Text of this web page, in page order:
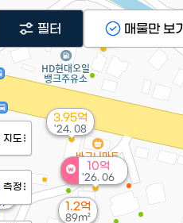
10억
'26. 06
3.95억
'24. 08
1.2억
89m²
1.1억
'12. 12
지도
측정
필터 매물만 보기